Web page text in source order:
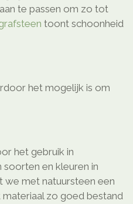
te passen om zo tot
toont schoonheid
het mogelijk is om
het gebruik in
soorten en kleuren in
we met natuursteen een
zo goed bestand